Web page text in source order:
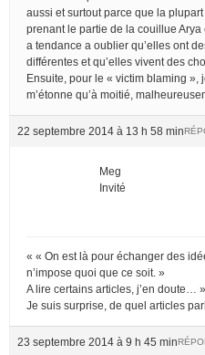
aussi et surtout parce que la
prenant le partie de la couillue
a tendance a oublier qu’elles ont
différentes et qu’elles vivent des
Ensuite, pour le « victim blaming »,
m’étonne qu’à moitié,
22 septembre 2014 à 13 h 58 min
Meg
Invité
« « On est là pour échanger des
n’impose quoi que ce soit. »
A lire certains articles, j’en doute… »
Je suis surprise, de quel articles
23 septembre 2014 à 9 h 45 min